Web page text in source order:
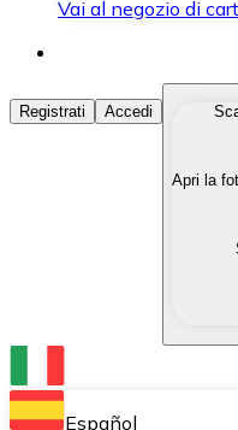
Vai al negozio di
Acquista
Acquista le
Converti le tue
Scambia una
Conserva le tue
Registrati Accedi
Apri la
Español